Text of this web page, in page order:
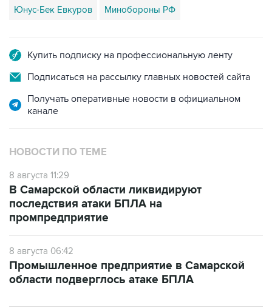
Юнус-Бек Евкуров Минобороны РФ
Купить подписку на профессиональную ленту
Подписаться на рассылку главных новостей сайта
Получать оперативные новости в официальном
канале
НОВОСТИ ПО ТЕМЕ
8 августа 11:29
В Самарской области ликвидируют
последствия атаки БПЛА на
промпредприятие
8 августа 06:42
Промышленное предприятие в Самарской
области подверглось атаке БПЛА